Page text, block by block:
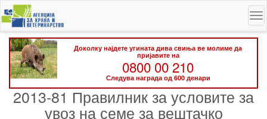
Skip
to
main
content
Доколку најдете угината дива свиња ве молиме да
пријавите на
0800 00 210
Следува награда од 600 денари
2013-81 Правилник за условите за
увоз на семе за вештачко